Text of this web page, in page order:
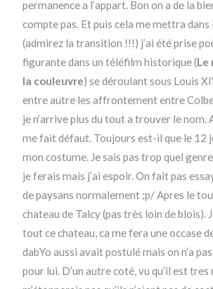
permanence a l’appart. Bon on a de la
compte pas. Et puis cela me mettra dans
(admirez la transition !!!) j’ai été prise
figurante dans un téléfilm historique (Le
la couleuvre) se déroulant sous Louis
entre autre les affrontement entre
je n’arrive plus du tout a trouver le nom.
me fait défaut. Toujours est-il que le 12
mon costume. Je sais pas trop quel
je ferais mais j’ai espoir. On fait pas
de paysans normalement ;p/ Apres le
chateau de Talcy (pas très loin de blois).
tout ce chateau, ca me fera une occase
dabYo aussi avait postulé mais on n’a
pour lui. D’un autre coté, vu qu’il est